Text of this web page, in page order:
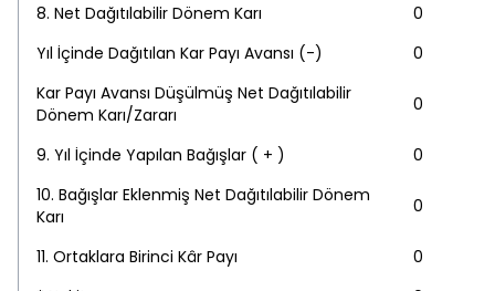
8. Net Dağıtılabilir Dönem Karı
0
Yıl İçinde Dağıtılan Kar Payı Avansı (-)
0
Kar Payı Avansı Düşülmüş Net Dağıtılabilir
Dönem Karı/Zararı
0
9. Yıl İçinde Yapılan Bağışlar ( + )
0
10. Bağışlar Eklenmiş Net Dağıtılabilir Dönem
Karı
0
11. Ortaklara Birinci Kâr Payı
0